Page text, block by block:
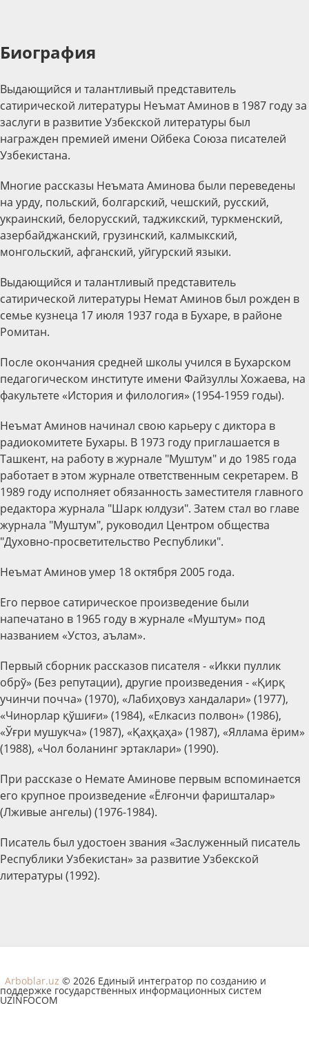
Биография
Выдающийся и талантливый представитель
сатирической литературы Неъмат Аминов в 1987 году за
заслуги в развитие Узбекской литературы был
награжден премией имени Ойбека Союза писателей
Узбекистана.
Многие рассказы Неъмата Аминова были переведены
на урду, польский, болгарский, чешский, русский,
украинский, белорусский, таджикский, туркменский,
азербайджанский, грузинский, калмыкский,
монгольский, афганский, уйгурский языки.
Выдающийся и талантливый представитель
сатирической литературы Немат Аминов был рожден в
семье кузнеца 17 июля 1937 года в Бухаре, в районе
Ромитан.
После окончания средней школы учился в Бухарском
педагогическом институте имени Файзуллы Хожаева, на
факультете «История и филология» (1954-1959 годы).
Неъмат Аминов начинал свою карьеру с диктора в
радиокомитете Бухары. В 1973 году приглашается в
Ташкент, на работу в журнале "Муштум" и до 1985 года
работает в этом журнале ответственным секретарем. В
1989 году исполняет обязанность заместителя главного
редактора журнала "Шарк юлдузи". Затем стал во главе
журнала "Муштум", руководил Центром общества
"Духовно-просветительство Республики".
Неъмат Аминов умер 18 октября 2005 года.
Его первое сатирическое произведение были
напечатано в 1965 году в журнале «Муштум» под
названием «Устоз, аълам».
Первый сборник рассказов писателя - «Икки пуллик
обрў» (Без репутации), другие произведения - «Қирқ
учинчи почча» (1970), «Лабиҳовуз хандалари» (1977),
«Чинорлар қўшиғи» (1984), «Елкасиз полвон» (1986),
«Ўғри мушукча» (1987), «Қаҳқаҳа» (1987), «Яллама ёрим»
(1988), «Чол боланинг эртаклари» (1990).
При рассказе о Немате Аминове первым вспоминается
его крупное произведение «Ёлғончи фаришталар»
(Лживые ангелы) (1976-1984).
Писатель был удостоен звания «Заслуженный писатель
Республики Узбекистан» за развитие Узбекской
литературы (1992).
Arboblar.uz © 2026 Единый интегратор по созданию и
поддержке государственных информационных систем
UZINFOCOM